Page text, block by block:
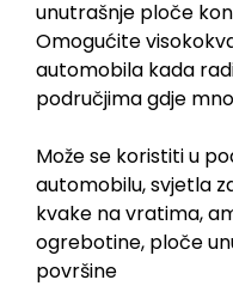
unutrašnje ploče
Omogućite
automobila kada
područjima gdje
Može se koristiti u
automobilu, svjetla
kvake na vratima,
ogrebotine, ploče
površine